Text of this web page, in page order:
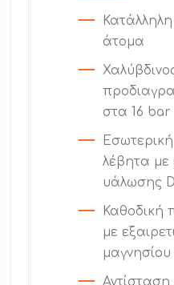
άτομα
στα 16 bar
λέβητα με
υάλωσης
Καθοδική
με